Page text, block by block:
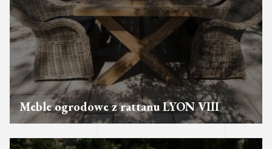
Meble ogrodowe z rattanu LYON VIII